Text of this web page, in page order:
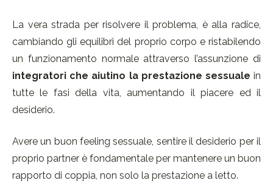
La vera strada per risolvere il problema, è alla radice,
cambiando gli equilibri del proprio corpo e ristabilendo
un funzionamento normale attraverso l’assunzione di
integratori che aiutino la prestazione sessuale in
tutte le fasi della vita, aumentando il piacere ed il
desiderio.
Avere un buon feeling sessuale, sentire il desiderio per il
proprio partner è fondamentale per mantenere un buon
rapporto di coppia, non solo la prestazione a letto.